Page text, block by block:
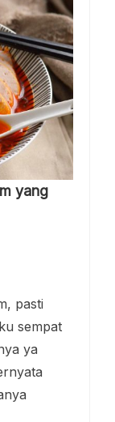
yang
pasti
sempat
ya